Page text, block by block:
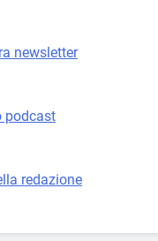
newsletter
podcast
redazione